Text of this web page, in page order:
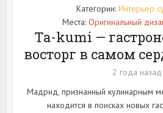
Категории: Интерьер
Места: Оригинальный
Ta-kumi —
восторг в самом
2 года назад
Мадрид, признанный кулинарным
находится в поисках новых